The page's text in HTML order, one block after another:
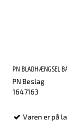
PN BLADHÆNGSEL
PN Beslag
1647163
Varen er på